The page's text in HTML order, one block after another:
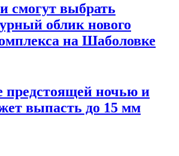
смогут выбрать
облик нового
на Шаболовке
предстоящей ночью и
выпасть до 15 мм